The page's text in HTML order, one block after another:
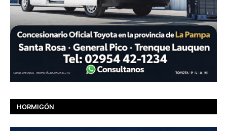
HORMIGÓN